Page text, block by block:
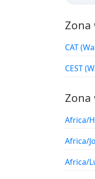
Zona
Zona
Africa/
Africa/
Africa/